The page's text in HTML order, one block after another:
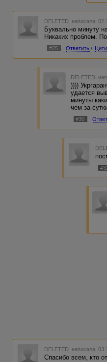
DELETED написала
Буквально минуту
Никаких проблем.
#25 Ответить /
DELETED
))))
удается
минуты
чем за
#30
DELETED написала
Спасибо всем, кто